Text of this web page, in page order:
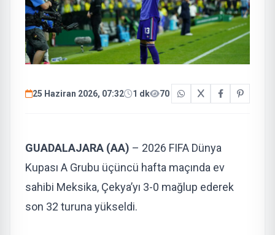
25 Haziran 2026, 07:32 1 dk 70
GUADALAJARA (AA) – 2026 FIFA Dünya
Kupası A Grubu üçüncü hafta maçında ev
sahibi Meksika, Çekya’yı 3-0 mağlup ederek
son 32 turuna yükseldi.